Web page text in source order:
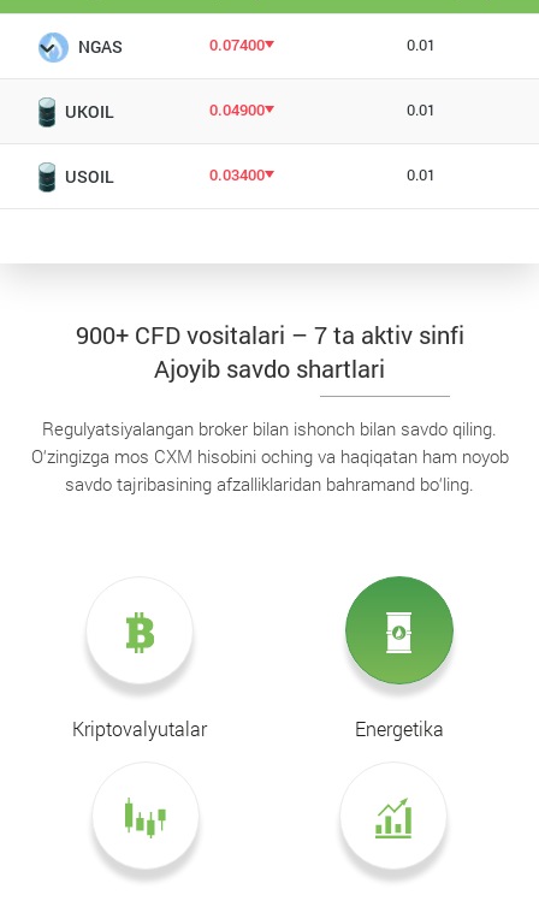
NGAS 0.07400 0.01
UKOIL 0.04900 0.01
USOIL 0.03400 0.01
900+ CFD vositalari – 7 ta aktiv sinfi
Ajoyib savdo shartlari
Regulyatsiyalangan broker bilan ishonch bilan savdo qiling.
O‘zingizga mos CXM hisobini oching va haqiqatan ham noyob
savdo tajribasining afzalliklaridan bahramand bo‘ling.
Kriptovalyutalar Energetika